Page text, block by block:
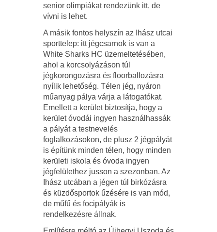
senior olimpiákat rendezünk itt, de
vívni is lehet.
A másik fontos helyszín az Ihász utcai
sporttelep: itt jégcsarnok is van a
White Sharks HC üzemeltetésében,
ahol a korcsolyázáson túl
jégkorongozásra és floorballozásra
nyílik lehetőség. Télen jég, nyáron
műanyag pálya várja a látogatókat.
Emellett a kerület biztosítja, hogy a
kerület óvodái ingyen használhassák
a pályát a testnevelés
foglalkozásokon, de plusz 2 jégpályát
is építünk minden télen, hogy minden
kerületi iskola és óvoda ingyen
jégfelülethez jusson a szezonban. Az
Ihász utcában a jégen túl birkózásra
és küzdősportok űzésére is van mód,
de műfű és focipályák is
rendelkezésre állnak.